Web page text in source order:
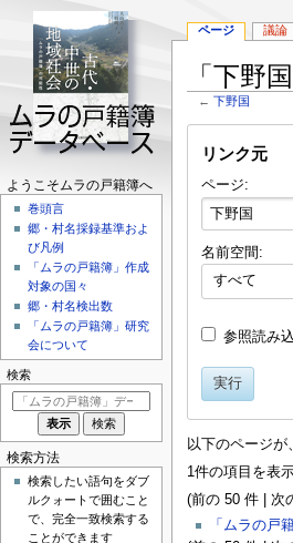
「下野
←下野国
リンク元
ページ:
名前空間:
すべて
参照読み
実行
以下のページが、
1件の項目を表
(前の 50 件| 次
「ムラの戸
ナ
ビ
ー
シ
ョ
ン
メ
ュ
ー
ページ 議論
ようこそムラの戸籍簿へ
巻頭言
郷・村名採録基準およ
び凡例
「ムラの戸籍簿」作成
対象の国々
郷・村名検出数
「ムラの戸籍簿」研究
会について
検索
検索方法
検索したい語句をダブ
ルクォートで囲むこと
で、完全一致検索する
ことができます